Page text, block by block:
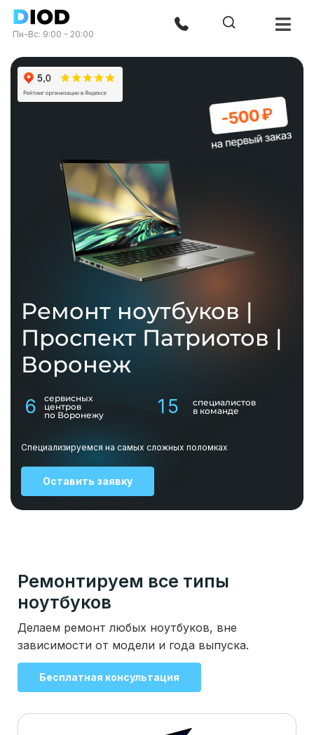
Пн-Вс: 9:00 - 20:00
Ремонт ноутбуков |
Проспект Патриотов |
Воронеж
6
сервисных
центров
по Воронежу
15
специалистов
в команде
Специализируемся на самых сложных поломках
Оставить заявку
Ремонтируем все типы
ноутбуков
Делаем ремонт любых ноутбуков, вне
зависимости от модели и года выпуска.
Бесплатная консультация